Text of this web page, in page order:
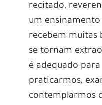
recitado,
um
recebem muitas
se tornam
é adequado
praticarmos,
contemplarmos